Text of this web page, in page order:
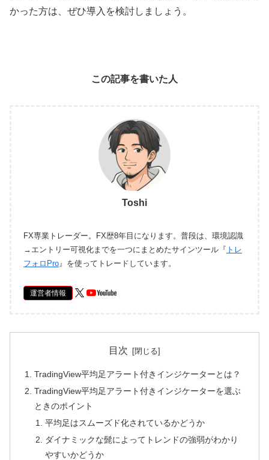
かった方は、ぜひ導入を検討しましょう。
この記事を書いた人
Toshi
FX専業トレーダー。FX歴8年目になります。普段は、環境認識
→エントリー可視化までを一つにまとめたサインツール『 トレ
フォロPro 』を使ってトレードしています。
運営者情報
目次
TradingView平均足アラート付きインジケーターとは？
TradingView平均足アラート付きインジケーターを選ぶ
ときのポイント
平均足はスムーズド化されているかどうか
ダイナミックな髭によってトレンドの強弱がわかり
やすいかどうか